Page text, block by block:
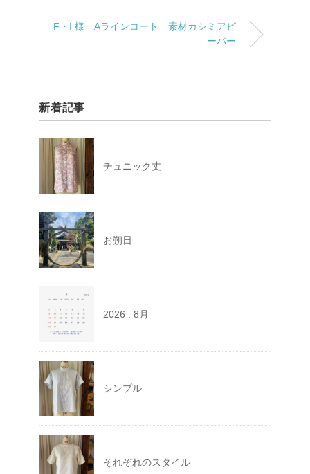
F・I 様 Aラインコート 素材カシミアビ
ーバー
新着記事
チュニック丈
お朔日
2026 . 8月
シンプル
それぞれのスタイル